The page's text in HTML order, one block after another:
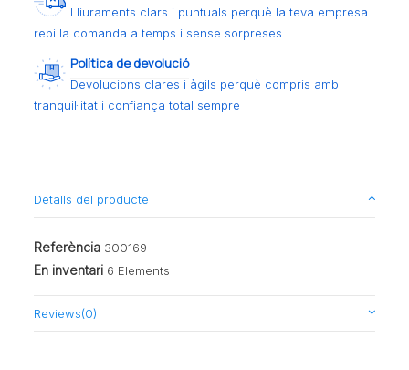
Lliuraments clars i puntuals perquè la teva empresa
rebi la comanda a temps i sense sorpreses
Política de devolució
Devolucions clares i àgils perquè compris amb
tranquil·litat i confiança total sempre
Detalls del producte
Referència 300169
En inventari 6 Elements
Reviews(0)